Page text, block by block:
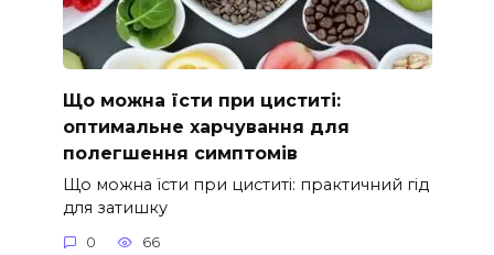
Що можна їсти при циститі:
оптимальне харчування для
полегшення симптомів
Що можна їсти при циститі: практичний гід
для затишку
0 66